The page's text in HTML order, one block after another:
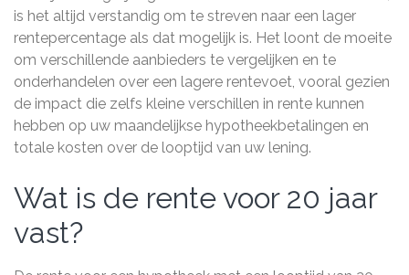
is het altijd verstandig om te streven naar een lager
rentepercentage als dat mogelijk is. Het loont de moeite
om verschillende aanbieders te vergelijken en te
onderhandelen over een lagere rentevoet, vooral gezien
de impact die zelfs kleine verschillen in rente kunnen
hebben op uw maandelijkse hypotheekbetalingen en
totale kosten over de looptijd van uw lening.
Wat is de rente voor 20 jaar
vast?